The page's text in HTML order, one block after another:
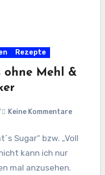
Rezepte
ohne Mehl &
Keine Kommentare
Sugar“ bzw. „Voll
kann ich nur
mal anzusehen.